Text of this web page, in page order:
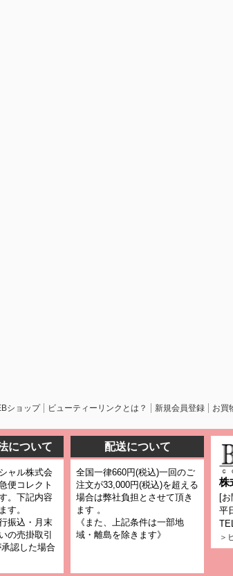
ショップ ビューティーリンクとは？ 新規会員登録 お買
について
ャル株式会
便コレクト
。下記内容
す。
振込・月末
の売掛取引
認した場合
配送について
全国一律660円(税込)一回のご
注文が33,000円(税込)を超える
場合は弊社負担とさせて頂き
ます 。
《また、上記条件は一部地
域・離島を除きます》
株
[
平
＞